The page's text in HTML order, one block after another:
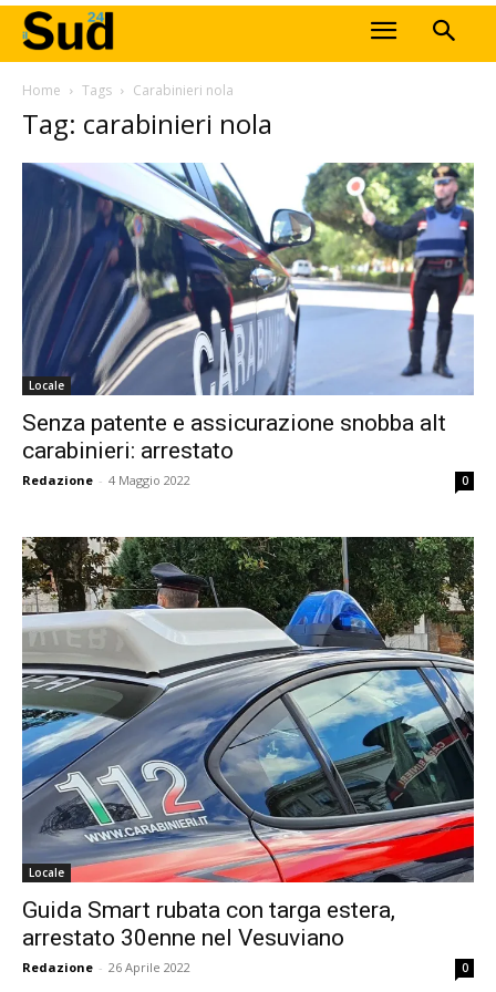
Home Tags Carabinieri nola
Tag: carabinieri nola
Locale
Senza patente e assicurazione snobba alt
carabinieri: arrestato
Redazione - 4 Maggio 2022 0
Locale
Guida Smart rubata con targa estera,
arrestato 30enne nel Vesuviano
Redazione - 26 Aprile 2022 0